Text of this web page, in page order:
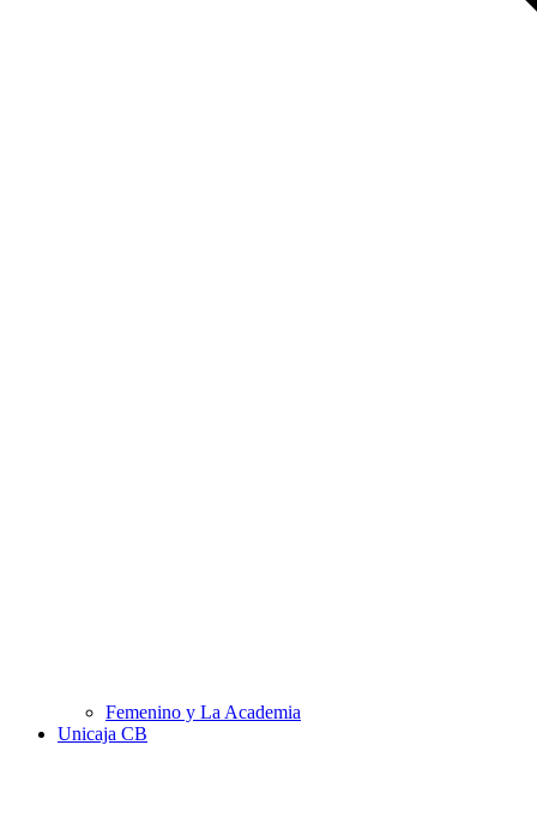
Femenino y La Academia
Unicaja CB